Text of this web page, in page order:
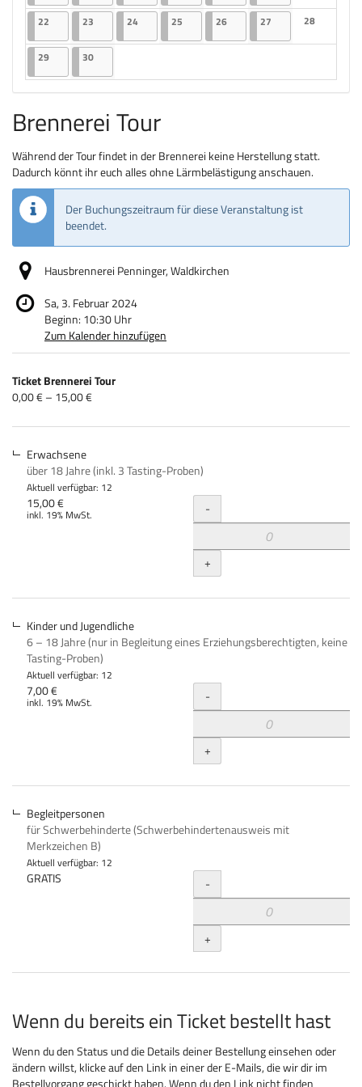
Keine
22 22.06.2026
2 Veranstaltungen
23 23.06.2026
2 Veranstaltungen
2424.06.2026
2 Veranstaltungen
25 25.06.2026
2 Veranstaltungen
2626.06.2026
2 Veranstaltungen
27 27.06.2026
2 Veranstaltungen
28
Keine
2929.06.2026
2 Veranstaltungen
3030.06.2026
2 Veranstaltungen
Brennerei Tour
Während der Tour findet in der Brennerei keine Herstellung statt.
Dadurch könnt ihr euch alles ohne Lärmbelästigung anschauen.
Der Buchungszeitraum für diese Veranstaltung ist
beendet.
Hausbrennerei Penninger, Waldkirchen
Sa, 3. Februar 2024
Beginn: 10:30Uhr
Zum Kalender hinzufügen
Produkte
Unkategorisierte
Produkte
Ticket Brennerei Tour
von
bis
0,00 € – 15,00 €
Erwachsene
über 18 Jahre (inkl. 3 Tasting-Proben)
Aktuell verfügbar: 12
15,00 €
inkl. 19% MwSt. Menge
-
+
Kinder und Jugendliche
6 – 18 Jahre (nur in Begleitung eines Erziehungsberechtigten, keine
Tasting-Proben)
Aktuell verfügbar: 12
7,00 €
inkl. 19% MwSt. Menge
-
+
Begleitpersonen
für Schwerbehinderte (Schwerbehindertenausweis mit
Merkzeichen B)
Aktuell verfügbar: 12
GRATIS Menge
-
+
Wenn du bereits ein Ticket bestellt hast
Wenn du den Status und die Details deiner Bestellung einsehen oder
ändern willst, klicke auf den Link in einer der E-Mails, die wir dir im